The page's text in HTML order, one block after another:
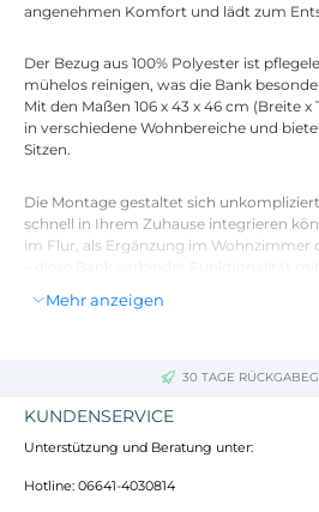
angenehmen Komfort und lädt zum
Der Bezug aus 100% Polyester ist
mühelos reinigen, was die Bank
Mit den Maßen 106 x 43 x 46 cm (Breite x
in verschiedene Wohnbereiche und
Sitzen.
Die Montage gestaltet sich
schnell in Ihrem Zuhause integrieren
im Flur, als Ergänzung im Wohnzimmer
Abmessungen:106 x 43 x 46 cm (B x
Mehr anzeigen
30 TAGE
KUNDENSERVICE
Unterstützung und Beratung unter:
Hotline: 06641-4030814